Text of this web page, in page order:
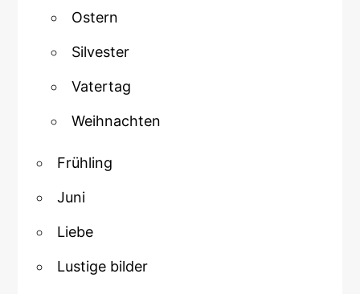
Ostern
Silvester
Vatertag
Weihnachten
Frühling
Juni
Liebe
Lustige bilder